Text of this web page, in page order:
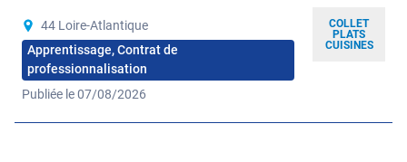
COLLET
PLATS
CUISINES
44 Loire-Atlantique
Apprentissage, Contrat de
professionnalisation
Publiée le 07/08/2026